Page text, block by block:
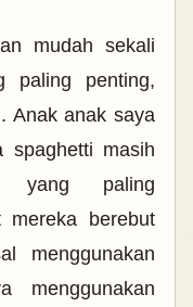
mudah sekali
paling penting,
Anak anak saya
spaghetti masih
paling
mereka berebut
menggunakan
menggunakan